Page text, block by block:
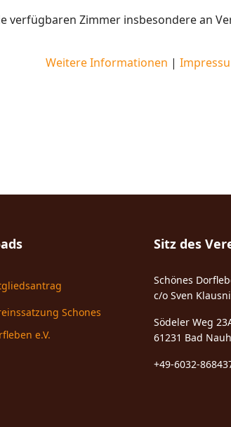
verfügbaren Zimmer insbesondere an
Schones
e.V.
Sitz des
Schönes
c/o Sven
Södeler Weg
61231 Bad
+49-6032-
Weitere Informationen |